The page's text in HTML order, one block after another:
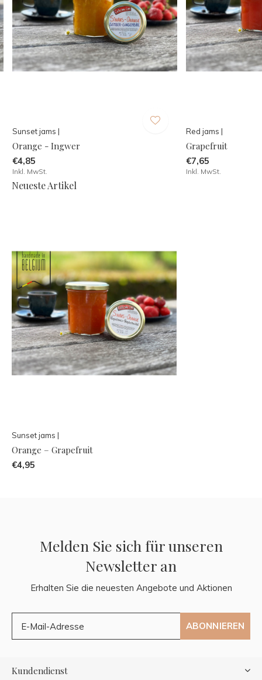
Sunset jams |
Orange - Ingwer
€4,85
Inkl. MwSt.
Red jams |
Grapefruit
€7,65
Inkl. MwSt.
Neueste Artikel
Sunset jams |
Orange – Grapefruit
€4,95
Melden Sie sich für unseren
Newsletter an
Erhalten Sie die neuesten Angebote und Aktionen
ABONNIEREN
Kundendienst